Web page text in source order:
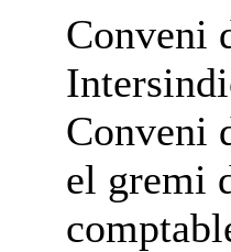
Conveni
Conveni
el gremi